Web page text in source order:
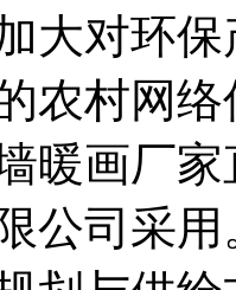
大对环
农村网
暖画厂
公司采